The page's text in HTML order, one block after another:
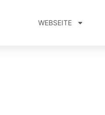
WEBSEITE